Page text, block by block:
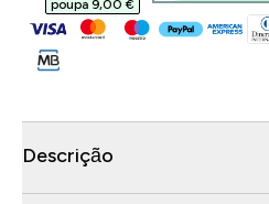
poupa 9,00 €‎
Descrição